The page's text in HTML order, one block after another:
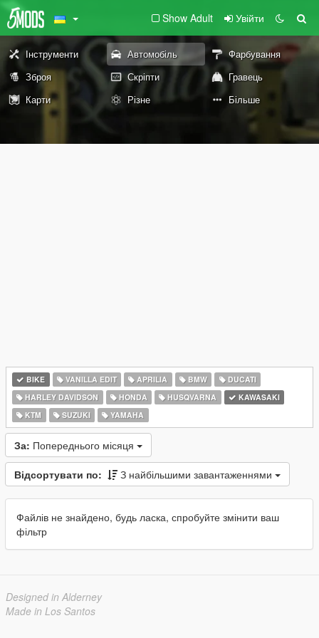
Show Adult Увійти
Інструменти Автомобіль
Фарбування
Зброя
Скріпти
Гравець
Карти
Різне Більше
BIKE VANILLA EDIT APRILIA BMW
DUCATI
HARLEY DAVIDSON
HONDA HUSQVARNA
KAWASAKI
KTM
SUZUKI YAMAHA
За: Попереднього місяця
Відсортувати по: З найбільшими завантаженнями
Файлів не знайдено, будь ласка, спробуйте змінити ваш
фільтр
Designed in Alderney
Made in Los Santos